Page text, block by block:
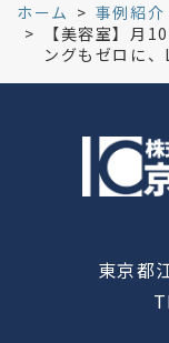
ホーム
事例紹介
【美容室】月
ングもゼロに
東京都